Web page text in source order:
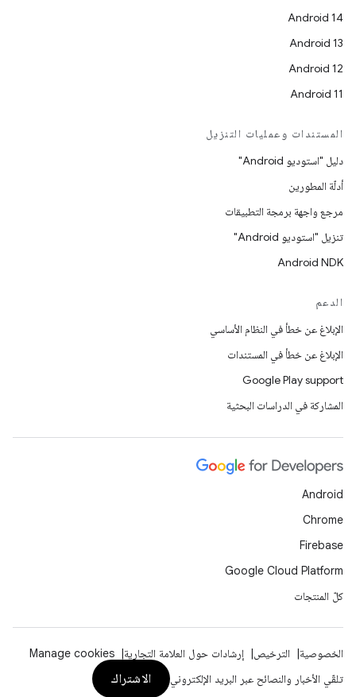
Android 14
Android 13
Android 12
Android 11
المستندات وعمليات التنزيل
دليل "استوديو Android"
أدلّة المطورين
مرجع واجهة برمجة التطبيقات
تنزيل "استوديو Android"
Android NDK
الدعم
الإبلاغ عن خطأ في النظام الأساسي
الإبلاغ عن خطأ في المستندات
Google Play support
المشاركة في الدراسات البحثية
Android
Chrome
Firebase
Google Cloud Platform
كلّ المنتجات
الخصوصية الترخيص إرشادات حول العلامة التجارية
Manage cookies
تلقّي الأخبار والنصائح عبر البريد الإلكتروني
الاشتراك